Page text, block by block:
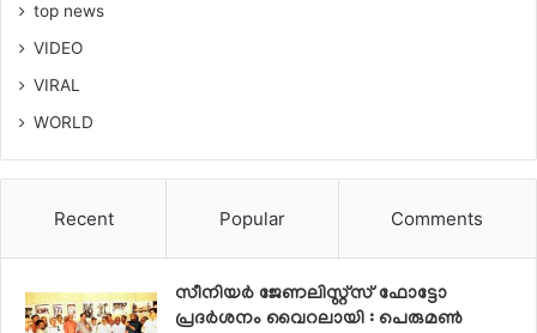
top news
VIDEO
VIRAL
WORLD
Recent Popular Comments
സീനിയര്‍ ജേണലിസ്റ്റ്‌സ് ഫോട്ടോ
പ്രദര്‍ശനം വൈറലായി : പെരുമണ്‍